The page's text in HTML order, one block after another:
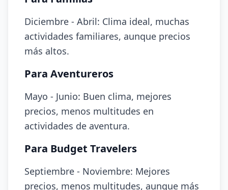
Diciembre - Abril: Clima ideal, muchas
actividades familiares, aunque precios
más altos.
Para Aventureros
Mayo - Junio: Buen clima, mejores
precios, menos multitudes en
actividades de aventura.
Para Budget Travelers
Septiembre - Noviembre: Mejores
precios, menos multitudes, aunque más